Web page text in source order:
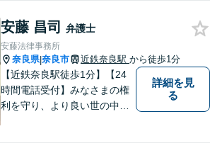
お任せください！あなたのお
悩み、とことんお聞きしま
す。
安藤 昌司 弁護士
安藤法律事務所
奈良県|奈良市 近鉄奈良駅 から徒歩1分
【近鉄奈良駅徒歩1分】【24
時間電話受付】みなさまの権
利を守り、より良い世の中に
詳細を見
る